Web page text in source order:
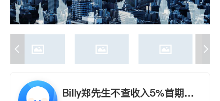
Billy郑先生不查收入5%首期不